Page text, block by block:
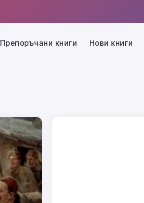
Препоръчани книги Нови книги